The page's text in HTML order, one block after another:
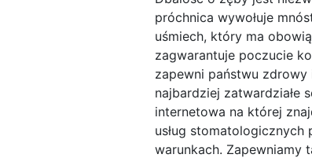
próchnica wywołuje
uśmiech, który ma
zagwarantuje poczucie
zapewni państwu zdrowy
najbardziej zatwardziałe
internetowa na której
usług
warunkach. Zapewniamy